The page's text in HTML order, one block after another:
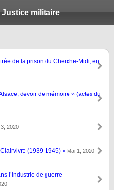
militaire
de la prison du Cherche-Midi, en
devoir de mémoire » (actes du
3, 2020
(1939-1945) » Mai 1, 2020
l’industrie de guerre